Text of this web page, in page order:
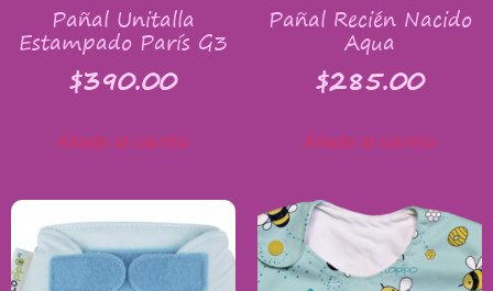
Pañal Unitalla
Estampado París G3
$390.00
Añadir al carrito
Pañal Recién Nacido
Aqua
$285.00
Añadir al carrito